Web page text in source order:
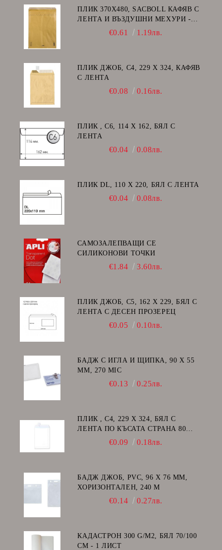
ПЛИК 370Х480, SACBOLL КАФЯВ С
ЛЕНТА И ВЪЗДУШНИ МЕХУРИ -
€0.61 1.19лв.
ПЛИК ДЖОБ, C4, 229 Х 324, КАФЯВ
С ЛЕНТА
€0.08 0.16лв.
ПЛИК , C6, 114 Х 162, БЯЛ С
ЛЕНТА
€0.04 0.08лв.
ПЛИК DL, 110 Х 220, БЯЛ С ЛЕНТА
€0.04 0.08лв.
САМОЗАЛЕПВАЩИ СЕ
СИЛИКОНОВИ ТОЧКИ
€1.84 3.60лв.
ПЛИК ДЖОБ, C5, 162 Х 229, БЯЛ С
ЛЕНТА С ДЕСЕН ПРОЗЕРЕЦ
€0.05 0.10лв.
БАДЖ С ИГЛА И ЩИПКА, 90 Х 55
ММ, 270 MIC
€0.13 0.25лв.
ПЛИК , C4, 229 Х 324, БЯЛ С
ЛЕНТА ПО КЪСАТА СТРАНА 80
€0.09 0.18лв.
БАДЖ ДЖОБ, PVC, 96 Х 76 ММ,
ХОРИЗОНТАЛЕН, 240 Μ
€0.14 0.27лв.
КАДАСТРОН 300 G/M2, БЯЛ 70/100
СМ - 1 ЛИСТ